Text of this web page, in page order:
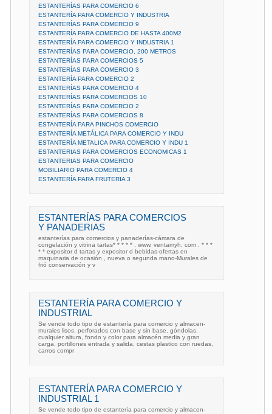
ESTANTERÍAS PARA COMERCIO 6
ESTANTERÍA PARA COMERCIO Y INDUSTRIA
ESTANTERÍAS PARA COMERCIO 9
ESTANTERÍA PARA COMERCIO DE HASTA 400M2
ESTANTERÍA PARA COMERCIO Y INDUSTRIA 1
ESTANTERÍAS PARA COMERCIO, 200 METROS
ESTANTERÍAS PARA COMERCIOS 5
ESTANTERÍAS PARA COMERCIO 3
ESTANTERÍA PARA COMERCIO 2
ESTANTERÍAS PARA COMERCIO 4
ESTANTERÍAS PARA COMERCIOS 10
ESTANTERÍAS PARA COMERCIO 2
ESTANTERÍAS PARA COMERCIOS 8
ESTANTERÍA PARA PINCHOS COMERCIO
ESTANTERÍA METÁLICA PARA COMERCIO Y INDU
ESTANTERÍA METALICA PARA COMERCIO Y INDU 1
ESTANTERIAS PARA COMERCIOS ECONOMICAS 1
ESTANTERIAS PARA COMERCIO
MOBILIARIO PARA COMERCIO 4
ESTANTERÍA PARA FRUTERIA 3
ESTANTERÍAS PARA COMERCIOS
Y PANADERIAS
estanterías para comercios y panaderías-cámara de
congelación y vitrina tartas* * * * * . www. ventamyh. com . * * *
* * expositor d tartas y expositor d bebidas-ofertas en
maquinaria de ocasión , nueva o segunda mano-Murales de
frió conservación y v
ESTANTERÍA PARA COMERCIO Y
INDUSTRIAL
Se vende todo tipo de estantería para comercio y almacen-
murales lisos, perforados con base y sin base, góndolas,
cualquier altura, fondo y color para almacén media y gran
carga, portillones entrada y salida, cestas plastico con ruedas,
carros compr
ESTANTERÍA PARA COMERCIO Y
INDUSTRIAL 1
Se vende todo tipo de estantería para comercio y almacen-